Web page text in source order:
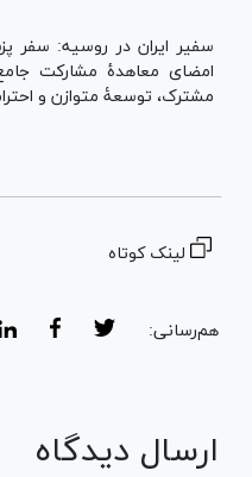
سفیر ایران در روسیه: سفر
امضای معاهدۀ مشارکت
مشترک، توسعۀ متوازن و
لینک کوتاه
هم‌رسانی:
ارسال دیدگاه